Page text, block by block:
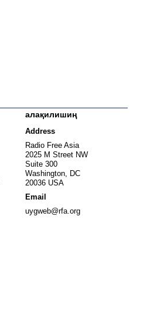
алақилишиң
Address
Radio Free Asia
2025 M Street NW
Suite 300
Washington, DC
20036 USA
Email
uygweb@rfa.org